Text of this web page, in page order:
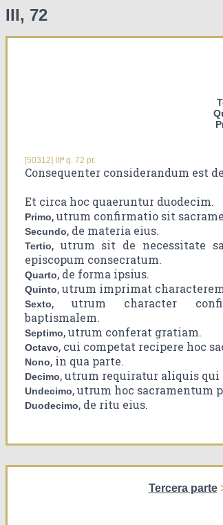
III, 72
[50312] IIIª q. 72 pr.
Consequenter considerandum est
Et circa hoc quaeruntur duodecim.
Primo, utrum confirmatio sit
Secundo, de materia eius.
Tertio, utrum sit de necessitate
episcopum consecratum.
Quarto, de forma ipsius.
Quinto, utrum imprimat
Sexto, utrum character
baptismalem.
Septimo, utrum conferat gratiam.
Octavo, cui competat recipere hoc
Nono, in qua parte.
Decimo, utrum requiratur aliquis
Undecimo, utrum hoc sacramentum
Duodecimo, de ritu eius.
Tercera parte